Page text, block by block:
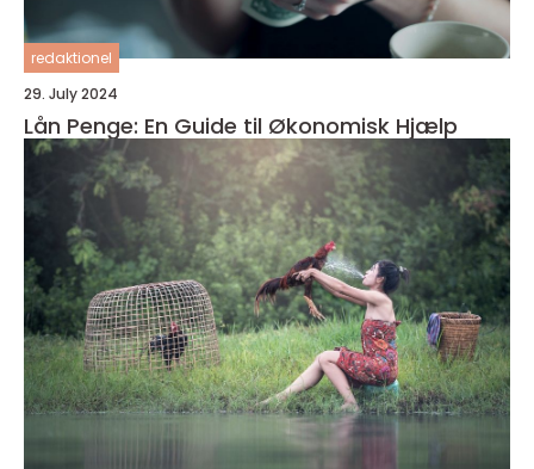
redaktionel
29. July 2024
Lån Penge: En Guide til Økonomisk Hjælp